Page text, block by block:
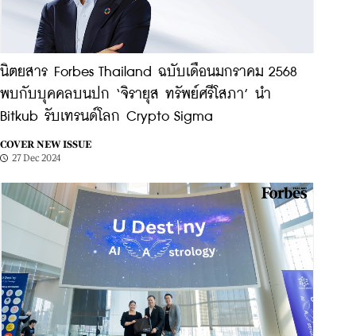
นิตยสาร Forbes Thailand ฉบับเดือนมกราคม 2568
พบกับบุคคลบนปก ‘จิรายุส ทรัพย์ศรีโสภา’ นำ
Bitkub รับเทรนด์โลก Crypto Sigma
COVER NEW ISSUE
27 Dec 2024